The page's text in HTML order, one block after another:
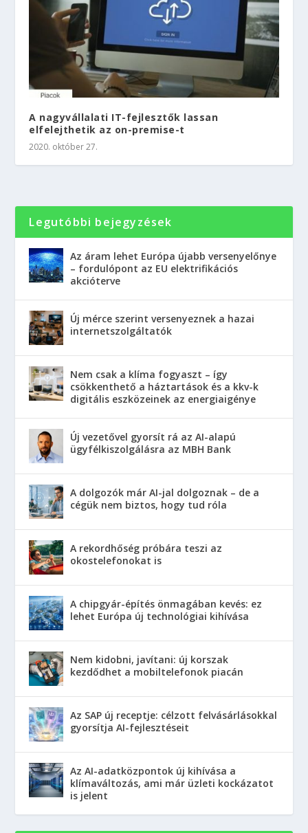
A nagyvállalati IT-fejlesztők lassan
elfelejthetik az on-premise-t
2020. október 27.
Legutóbbi bejegyzések
Az áram lehet Európa újabb versenyelőnye
– fordulópont az EU elektrifikációs
akcióterve
Új mérce szerint versenyeznek a hazai
internetszolgáltatók
Nem csak a klíma fogyaszt – így
csökkenthető a háztartások és a kkv-k
digitális eszközeinek az energiaigénye
Új vezetővel gyorsít rá az AI-alapú
ügyfélkiszolgálásra az MBH Bank
A dolgozók már AI-jal dolgoznak – de a
cégük nem biztos, hogy tud róla
A rekordhőség próbára teszi az
okostelefonokat is
A chipgyár-építés önmagában kevés: ez
lehet Európa új technológiai kihívása
Nem kidobni, javítani: új korszak
kezdődhet a mobiltelefonok piacán
Az SAP új receptje: célzott felvásárlásokkal
gyorsítja AI-fejlesztéseit
Az AI-adatközpontok új kihívása a
klímaváltozás, ami már üzleti kockázatot
is jelent